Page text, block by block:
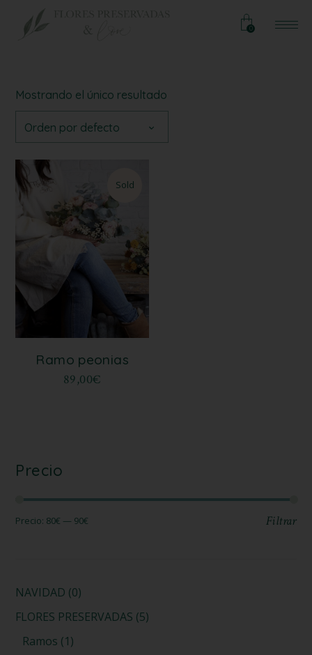
0
Mostrando el único resultado
Orden por defecto
Sold
Ramo peonias
89,00€
Precio
Filtrar
Precio: 80€ — 90€
NAVIDAD (0)
FLORES PRESERVADAS (5)
Ramos (1)